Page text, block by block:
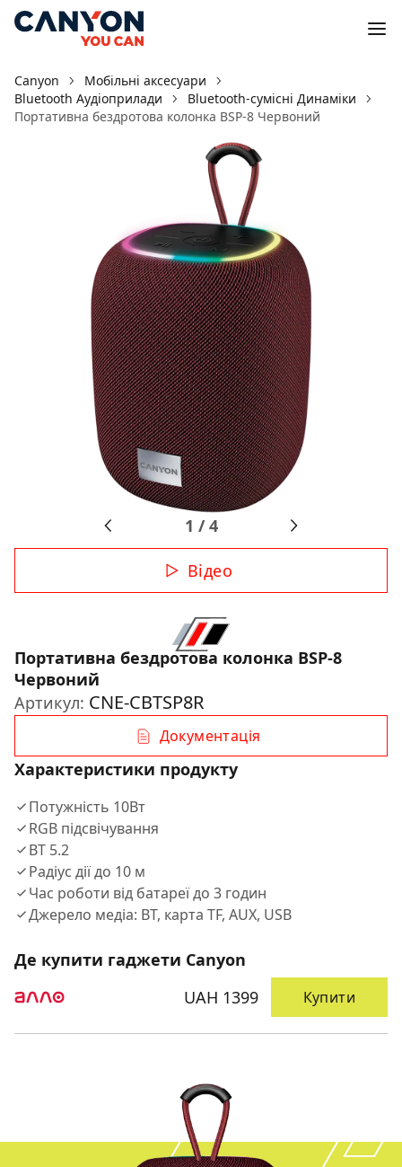
Canyon
Мобільні аксесуари
Bluetooth Aудіоприлади
Bluetooth-сумісні Динаміки
Портативна бездротова колонка BSP-8 Червоний
1 /4
Відео
Портативна бездротова колонка BSP-8
Червоний
Артикул: CNE-CBTSP8R
Документація
Характеристики продукту
Потужність 10Вт
RGB підсвічування
BT 5.2
Радіус дії до 10 м
Час роботи від батареї до 3 годин
Джерело медіа: BT, карта TF, AUX, USB
Де купити гаджети Canyon
UAH 1399
Купити